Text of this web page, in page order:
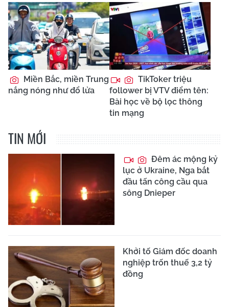
Miền Bắc, miền Trung
nắng nóng như đổ lửa
TikToker triệu
follower bị VTV điểm tên:
Bài học về bộ lọc thông
tin mạng
TIN MỚI
Đêm ác mộng kỷ
lục ở Ukraine, Nga bắt
đầu tấn công cầu qua
sông Dnieper
Khởi tố Giám đốc doanh
nghiệp trốn thuế 3,2 tỷ
đồng